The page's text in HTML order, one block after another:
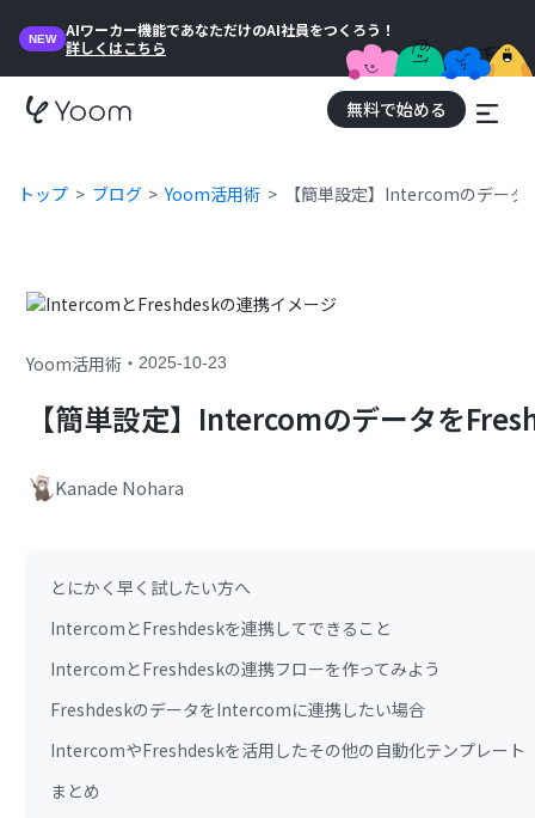
NEW
AIワーカー機能であなただけのAI社員をつくろう！
詳しくはこちら
無料で始める
トップ ブログ Yoom活用術 【簡単設定】Intercomのデー
Yoom活用術 ・2025-10-23
【簡単設定】Intercomのデータを
Kanade Nohara
とにかく早く試したい方へ
IntercomとFreshdeskを連携してできること
IntercomとFreshdeskの連携フローを作ってみよう
FreshdeskのデータをIntercomに連携したい場合
IntercomやFreshdeskを活用したその他の自動化テンプレート
まとめ